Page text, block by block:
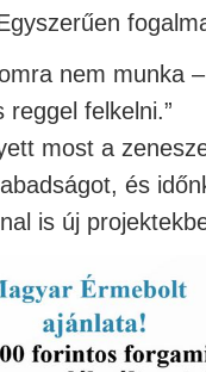
nem munka
reggel felkelni.”
most a
és
is új